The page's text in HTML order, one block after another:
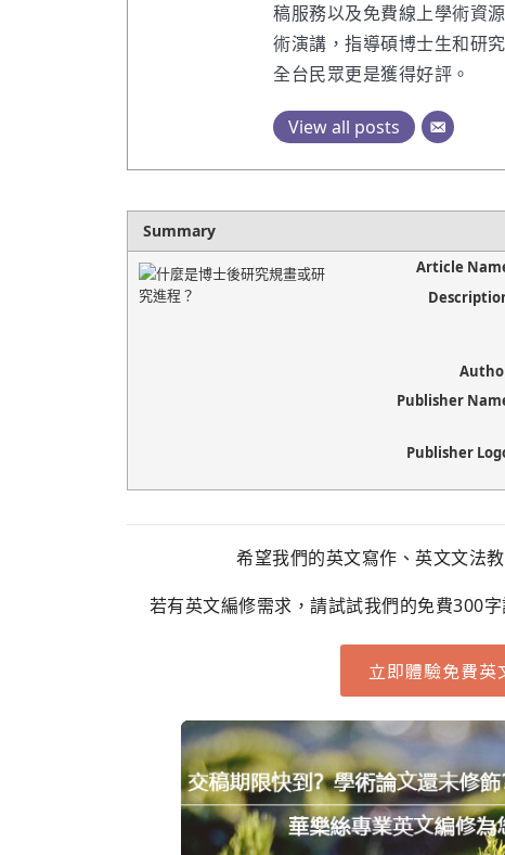
稿服務以及免費線上學術資
術演講，指導碩博士生和研
全台民眾更是獲得好評。
View all posts
Summary
Article
Publisher
Publisher
希望我們的英文寫作、英文文法
若有英文編修需求，請試試我們的免費300
立即體驗免費